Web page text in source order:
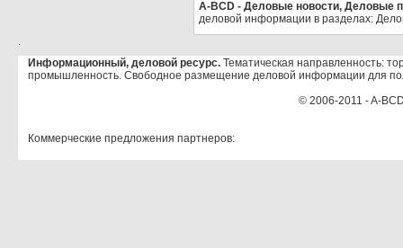
A-BCD - Деловые новости, Деловые
деловой информации в разделах:
.
Информационный, деловой ресурс. Тематическая направленность:
промышленность. Свободное размещение деловой информации для
© 2006-2011 - A-
Коммерческие предложения партнеров: